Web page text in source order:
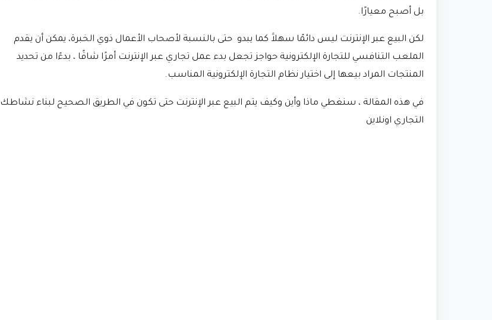
بل أصبح معيارًا.
لكن البيع عبر الإنترنت ليس دائمًا سهلاََ كما يبدو حتى بالنسبة لأصحاب الأعمال ذوي الخبرة، يمكن أن يقدم
الملعب التنافسي للتجارة الإلكترونية حواجز تجعل بدء عمل تجاري عبر الإنترنت أمرًا شاقًا ، بدءًا من تحديد
المنتجات المراد بيعها إلى اختيار نظام التجارة الإلكترونية المناسب.
في هذه المقالة ، سنغطي ماذا وأين وكيف يتم البيع عبر الإنترنت حتى تكون في الطريق الصحيح لبناء نشاطك
التجاري اونلاين